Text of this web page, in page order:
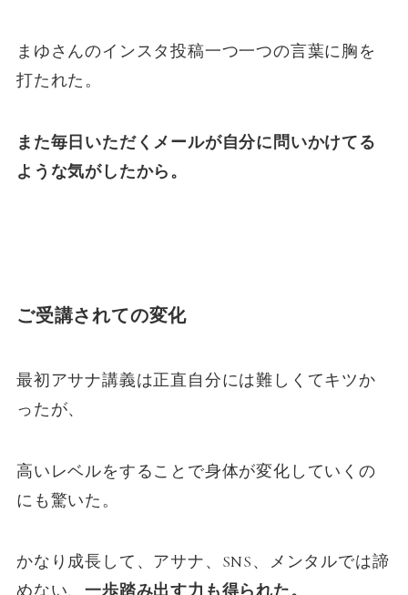
まゆさんのインスタ投稿一つ一つの言葉に胸を
打たれた。
また毎日いただくメールが自分に問いかけてる
ような気がしたから。
ご受講されての変化
最初アサナ講義は正直自分には難しくてキツか
ったが、
高いレベルをすることで身体が変化していくの
にも驚いた。
かなり成長して、アサナ、SNS、メンタルでは諦
めない、一歩踏み出す力も得られた。